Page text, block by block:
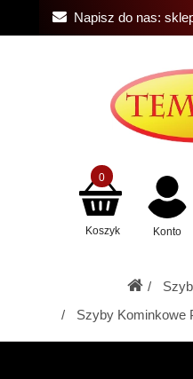
Napisz do nas:
Koszyk
0
Konto
Szyby Kominkowe